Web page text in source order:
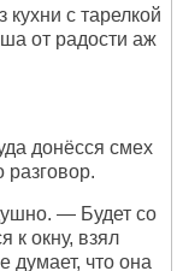
с тарелкой
от радости аж
донёсся смех
разговор.
— Будет со
к окну, взял
думает, что она